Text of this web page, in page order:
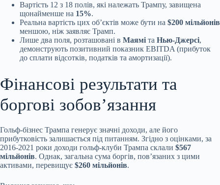
Вартість 12 з 18 полів, які належать Трампу, завищена
щонайменше на 15%.
Реальна вартість цих об’єктів може бути на $200 мільйонів
меншою, ніж заявляє Трамп.
Лише два поля, розташовані в Маямі та Нью-Джерсі,
демонструють позитивний показник EBITDA (прибуток
до сплати відсотків, податків та амортизації).
Фінансові результати та
боргові зобов’язання
Гольф-бізнес Трампа генерує значні доходи, але його
прибутковість залишається під питанням. Згідно з оцінками, за
2016-2021 роки доходи гольф-клуби Трампа склали $567
мільйонів. Однак, загальна сума боргів, пов’язаних з цими
активами, перевищує $260 мільйонів.